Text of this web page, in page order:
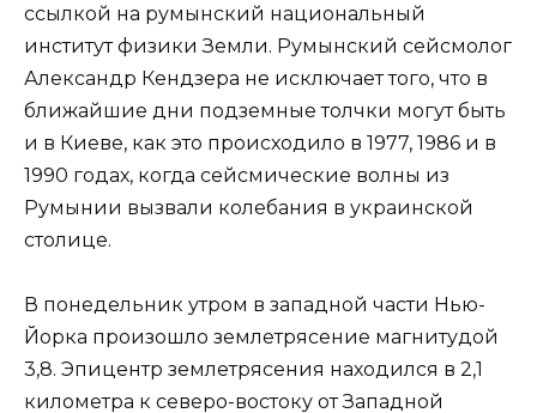
ссылкой на румынский национальный
институт физики Земли. Румынский сейсмолог
Александр Кендзера не исключает того, что в
ближайшие дни подземные толчки могут быть
и в Киеве, как это происходило в 1977, 1986 и в
1990 годах, когда сейсмические волны из
Румынии вызвали колебания в украинской
столице.
В понедельник утром в западной части Нью-
Йорка произошло землетрясение магнитудой
3,8. Эпицентр землетрясения находился в 2,1
километра к северо-востоку от Западной